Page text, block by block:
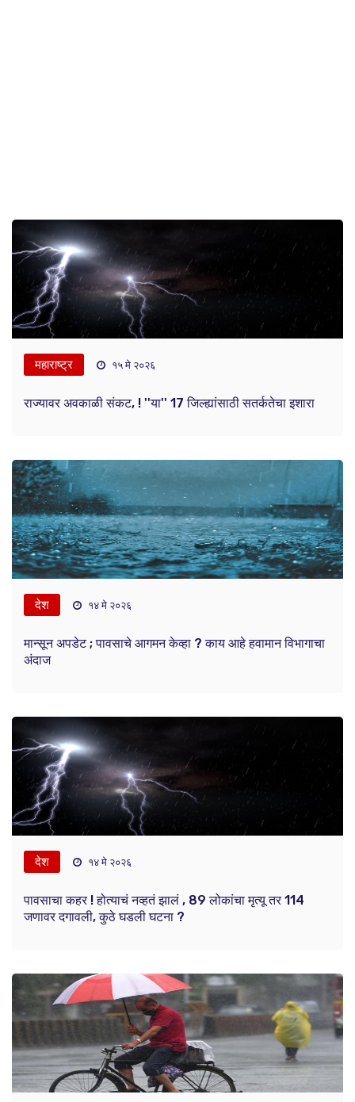
महाराष्ट्र १५ मे २०२६
राज्यावर अवकाळी संकट, ! ''या'' 17 जिल्ह्यांसाठी सतर्कतेचा इशारा
देश १४ मे २०२६
मान्सून अपडेट ; पावसाचे आगमन केव्हा ? काय आहे हवामान विभागाचा
अंदाज
देश १४ मे २०२६
पावसाचा कहर ! होत्याचं नव्हतं झालं , 89 लोकांचा मृत्यू तर 114
जणावर दगावली, कुठे घडली घटना ?